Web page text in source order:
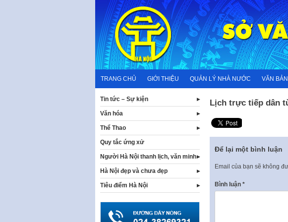
content
TRANG CHỦ GIỚI THIỆU QUẢN LÝ NHÀ NƯỚC VĂN BẢN
Lịch trực tiếp dân
Để lại một bình luận
Email của bạn sẽ không
Bình luận *
Tin tức – Sự kiện
Văn hóa
Thể Thao
Quy tắc ứng xử
Người Hà Nội thanh lịch, văn minh
Hà Nội đẹp và chưa đẹp
Tiêu điểm Hà Nội